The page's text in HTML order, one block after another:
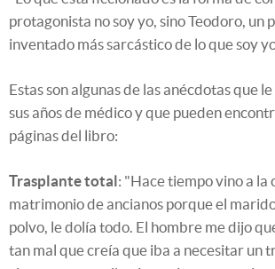
protagonista no soy yo, sino Teodoro, un
inventado más sarcástico de lo que soy
Estas son algunas de las anécdotas que
sus años de médico y que pueden
páginas del libro:
Trasplante total: "Hace tiempo vino a la
matrimonio de ancianos porque el
polvo, le dolía todo. El hombre me dijo
tan mal que creía que iba a necesitar un